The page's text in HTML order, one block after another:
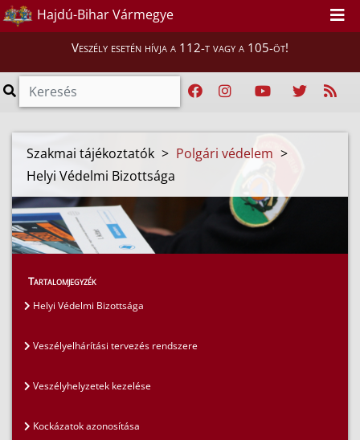
Hajdú-Bihar Vármegye
Veszély esetén hívja a 112-t vagy a 105-öt!
Szakmai tájékoztatók > Polgári védelem >
Helyi Védelmi Bizottsága
Tartalomjegyzék
Helyi Védelmi Bizottsága
Veszélyelhárítási tervezés rendszere
Veszélyhelyzetek kezelése
Kockázatok azonosítása